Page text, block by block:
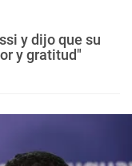
y dijo que su
y gratitud"